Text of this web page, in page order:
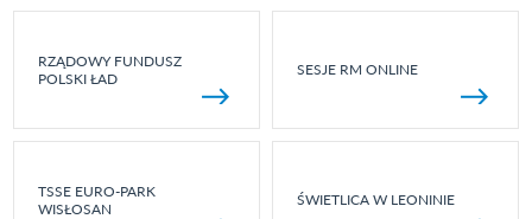
RZĄDOWY FUNDUSZ
POLSKI ŁAD
SESJE RM ONLINE
TSSE EURO-PARK
WISŁOSAN
ŚWIETLICA W LEONINIE